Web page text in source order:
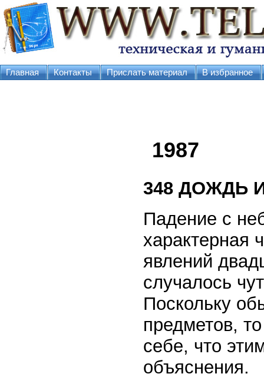
Главная Контакты Прислать материал В избранное
1987
348 ДОЖДЬ
Падение с
характерная
явлений
случалось
Поскольку
предметов,
себе, что
объяснения.